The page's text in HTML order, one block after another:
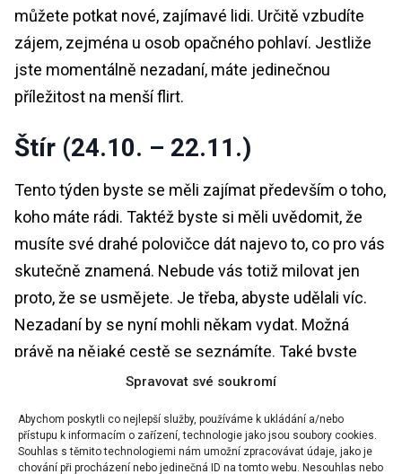
Spravovat své soukromí
Abychom poskytli co nejlepší služby, používáme k ukládání a/nebo
přístupu k informacím o zařízení, technologie jako jsou soubory cookies.
Souhlas s těmito technologiemi nám umožní zpracovávat údaje, jako je
chování při procházení nebo jedinečná ID na tomto webu. Nesouhlas nebo
můžete potkat nové, zajímavé lidi. Určitě vzbudíte
zájem, zejména u osob opačného pohlaví. Jestliže
jste momentálně nezadaní, máte jedinečnou
příležitost na menší flirt.
Štír (24.10. – 22.11.)
Tento týden byste se měli zajímat především o toho,
koho máte rádi. Taktéž byste si měli uvědomit, že
musíte své drahé polovičce dát najevo to, co pro vás
skutečně znamená. Nebude vás totiž milovat jen
proto, že se usmějete. Je třeba, abyste udělali víc.
Nezadaní by se nyní mohli někam vydat. Možná
právě na nějaké cestě se seznámíte. Také byste
ovšem měli odpočívat, protože tím si doplníte
Střelec (23.11. – 21.12.)